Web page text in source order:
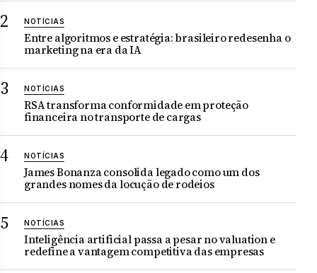
NOTÍCIAS
Entre algoritmos e estratégia: brasileiro redesenha o
marketing na era da IA
NOTÍCIAS
RSA transforma conformidade em proteção
financeira no transporte de cargas
NOTÍCIAS
James Bonanza consolida legado como um dos
grandes nomes da locução de rodeios
NOTÍCIAS
Inteligência artificial passa a pesar no valuation e
redefine a vantagem competitiva das empresas